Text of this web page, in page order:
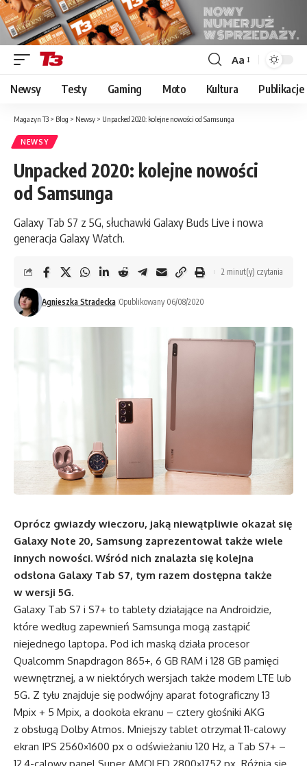
Font
Resizer
Aa
Newsy Testy Gaming Moto Kultura Publikacje
Magazyn T3 > Blog > Newsy > Unpacked 2020: kolejne nowości od Samsunga
NEWSY
Unpacked 2020: kolejne nowości
od Samsunga
Galaxy Tab S7 z 5G, słuchawki Galaxy Buds Live i nowa
generacja Galaxy Watch.
Agnieszka Stradecka Opublikowany 06/08/2020
2 minut(y) czytania
Oprócz gwiazdy wieczoru, jaką niewątpliwie okazał się
Galaxy Note 20, Samsung zaprezentował także wiele
innych nowości. Wśród nich znalazła się kolejna
odsłona Galaxy Tab S7, tym razem dostępna także
w wersji 5G.
Galaxy Tab S7 i S7+ to tablety działające na Androidzie,
które według zapewnień Samsunga mogą zastąpić
niejednego laptopa. Pod ich maską działa procesor
Qualcomm Snapdragon 865+, 6 GB RAM i 128 GB pamięci
wewnętrznej, a w niektórych wersjach także modem LTE lub
5G. Z tyłu znajduje się podwójny aparat fotograficzny 13
Mpix + 5 Mpix, a dookoła ekranu – cztery głośniki AKG
z obsługą Dolby Atmos. Mniejszy tablet otrzymał 11-calowy
ekran IPS 2560×1600 px o odświeżaniu 120 Hz, a Tab S7+ –